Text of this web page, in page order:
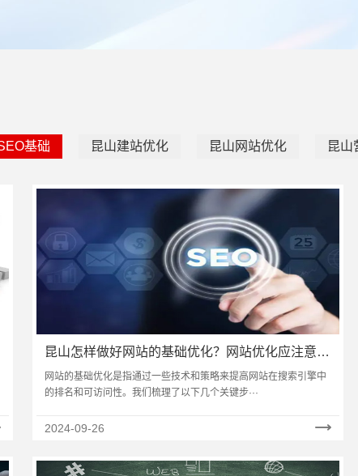
基础 昆山建站优化 昆山网站优化 昆山
昆山怎样做好网站的基础优化？网站优化应注意什
么？
网站的基础优化是指通过一些技术和策略来提高网站在搜索引擎中
的排名和可访问性。我们梳理了以下几个关键步···
2024-09-26